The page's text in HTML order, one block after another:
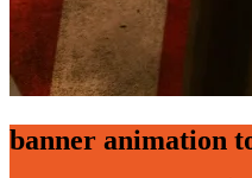
banner animation